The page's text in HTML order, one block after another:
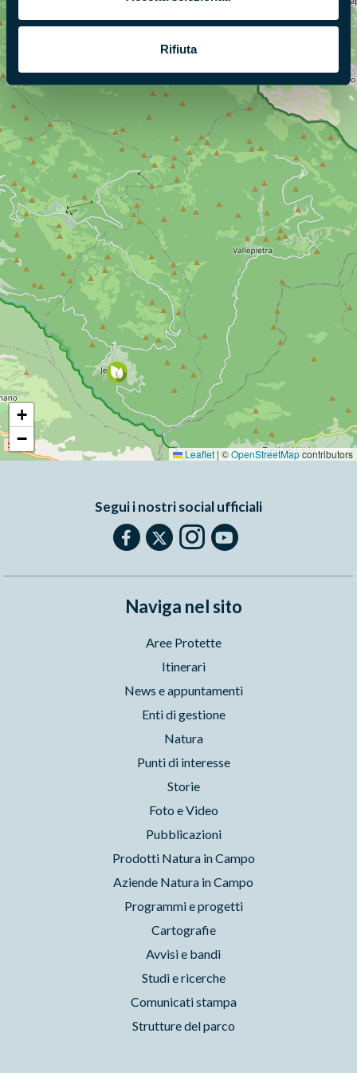
Rifiuta
+
−
Leaflet | ©OpenStreetMapcontributors
Segui i nostri social ufficiali
Naviga nel sito
Aree Protette
Itinerari
News e appuntamenti
Enti di gestione
Natura
Punti di interesse
Storie
Foto e Video
Pubblicazioni
Prodotti Natura in Campo
Aziende Natura in Campo
Programmi e progetti
Cartografie
Avvisi e bandi
Studi e ricerche
Comunicati stampa
Strutture del parco